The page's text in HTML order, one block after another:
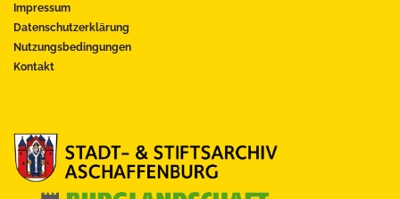
Impressum
Datenschutzerklärung
Nutzungsbedingungen
Kontakt